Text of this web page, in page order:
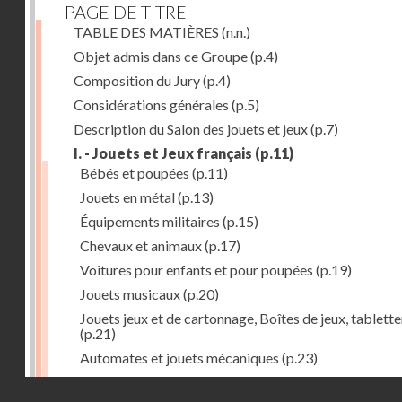
PAGE DE TITRE
TABLE DES MATIÈRES (n.n.)
Objet admis dans ce Groupe(p.4)
Composition du Jury(p.4)
Considérations générales (p.5)
Description du Salon des jouets et jeux(p.7)
I. - Jouets et Jeux français (p.11)
Bébés et poupées (p.11)
Jouets en métal(p.13)
Équipements militaires (p.15)
Chevaux et animaux(p.17)
Voitures pour enfants et pour poupées (p.19)
Jouets musicaux(p.20)
Jouets jeux et de cartonnage, Boîtes de jeux,
(p.21)
Automates et jouets mécaniques (p.23)
Jouets en caoutchouc(p.25)